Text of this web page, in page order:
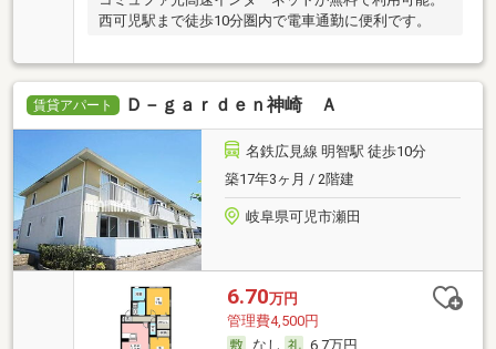
西可児駅まで徒歩10分圏内で電車通勤に便利です。
賃貸アパート Ｄ－ｇａｒｄｅｎ神崎 Ａ
名鉄広見線 明智駅 徒歩10分
築17年3ヶ月 / 2階建
岐阜県可児市瀬田
6.70万円
管理費4,500円
なし
6.7万円